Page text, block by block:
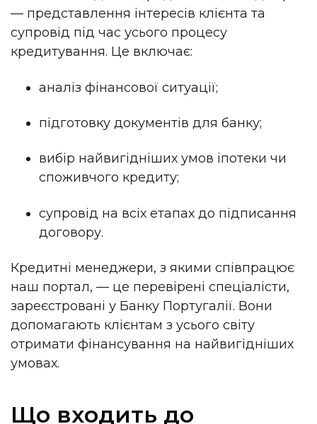
— представлення інтересів клієнта та
супровід під час усього процесу
кредитування. Це включає:
аналіз фінансової ситуації;
підготовку документів для банку;
вибір найвигідніших умов іпотеки чи
споживчого кредиту;
супровід на всіх етапах до підписання
договору.
Кредитні менеджери, з якими співпрацює
наш портал, — це перевірені спеціалісти,
зареєстровані у Банку Португалії. Вони
допомагають клієнтам з усього світу
отримати фінансування на найвигідніших
умовах.
Що входить до